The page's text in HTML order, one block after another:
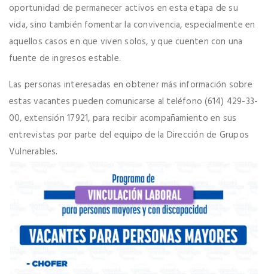
oportunidad de permanecer activos en esta etapa de su
vida, sino también fomentar la convivencia, especialmente en
aquellos casos en que viven solos, y que cuenten con una
fuente de ingresos estable.
Las personas interesadas en obtener más información sobre
estas vacantes pueden comunicarse al teléfono (614) 429-33-
00, extensión 17921, para recibir acompañamiento en sus
entrevistas por parte del equipo de la Dirección de Grupos
Vulnerables.